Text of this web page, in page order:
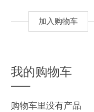
加入购物车
我的购物车
购物车里没有产品